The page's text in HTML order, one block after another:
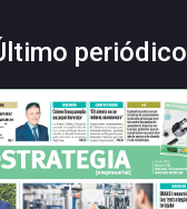
periódico